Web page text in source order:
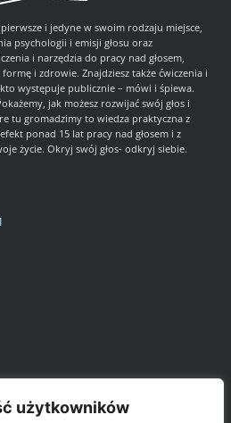
użytkowników
treści serwisu
i jedyne w swoim rodzaju miejsce,
psychologii i emisji głosu oraz
i narzędzia do pracy nad głosem,
i zdrowie. Znajdziesz także ćwiczenia i
występuje publicznie – mówi i śpiewa.
jak możesz rozwijać swój głos i
tu gromadzimy to wiedza praktyczna z
ponad 15 lat pracy nad głosem i z
życie. Okryj swój głos- odkryj siebie.